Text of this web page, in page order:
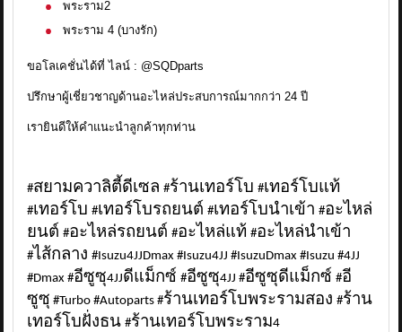
พระราม2
พระราม 4 (บางรัก)
ขอโลเคชั่นได้ที่ ไลน์ : @SQDparts
ปรึกษาผู้เชี่ยวชาญด้านอะไหล่ประสบการณ์มากกว่า 24 ปี
เรายินดีให้คำแนะนำลูกค้าทุกท่าน
#สยามควาลิตี้ดีเซล#ร้านเทอร์โบ#เทอร์โบแท้
#เทอร์โบ#เทอร์โบรถยนต์#เทอร์โบนำเข้า#อะไหล่
ยนต์#อะไหล่รถยนต์#อะไหล่แท้#อะไหล่นำเข้า
#ไส้กลาง#Isuzu4JJDmax #Isuzu4JJ #IsuzuDmax #Isuzu #4JJ
#Dmax #อีซูซุ4JJดีแม็กซ์#อีซูซุ4JJ #อีซูซุดีแม็กซ์#อี
ซูซุ #Turbo #Autoparts #ร้านเทอร์โบพระรามสอง#ร้าน
เทอร์โบฝั่งธน#ร้านเทอร์โบพระราม4